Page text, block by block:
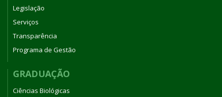
Legislação
Serviços
Transparência
Programa de Gestão
GRADUAÇÃO
Ciências Biológicas